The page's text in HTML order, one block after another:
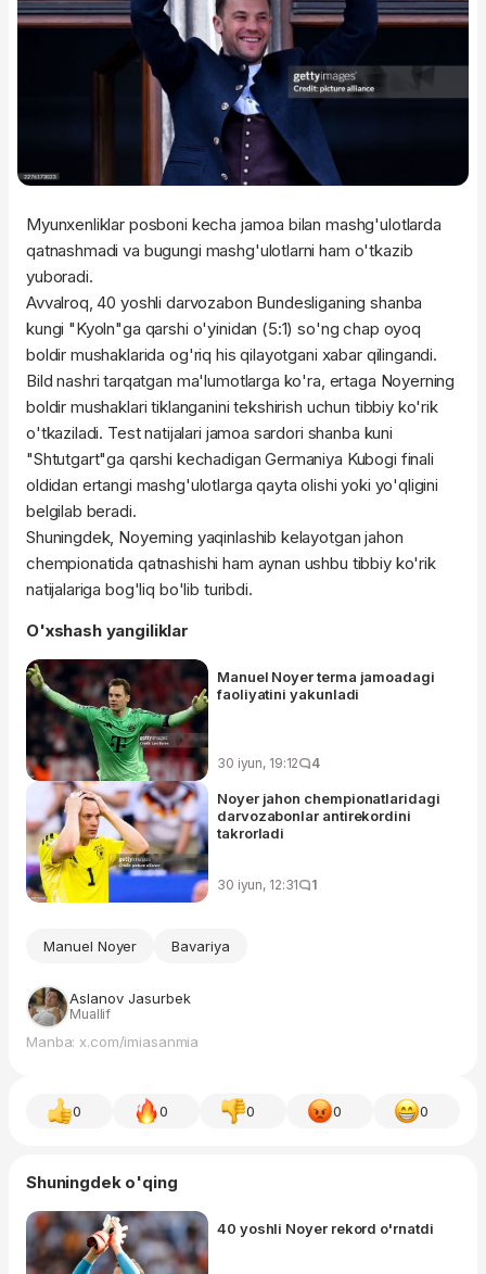
Myunxenliklar posboni kecha jamoa bilan mashg'ulotlarda
qatnashmadi va bugungi mashg'ulotlarni ham o'tkazib
yuboradi.
Avvalroq, 40 yoshli darvozabon Bundesliganing shanba
kungi "Kyoln"ga qarshi o'yinidan (5:1) so'ng chap oyoq
boldir mushaklarida og'riq his qilayotgani xabar qilingandi.
Bild nashri tarqatgan ma'lumotlarga ko'ra, ertaga Noyerning
boldir mushaklari tiklanganini tekshirish uchun tibbiy ko'rik
o'tkaziladi. Test natijalari jamoa sardori shanba kuni
"Shtutgart"ga qarshi kechadigan Germaniya Kubogi finali
oldidan ertangi mashg'ulotlarga qayta olishi yoki yo'qligini
belgilab beradi.
Shuningdek, Noyerning yaqinlashib kelayotgan jahon
chempionatida qatnashishi ham aynan ushbu tibbiy ko'rik
natijalariga bog'liq bo'lib turibdi.
O'xshash yangiliklar
Manuel Noyer terma jamoadagi
faoliyatini yakunladi
30 iyun, 19:12 4
Noyer jahon chempionatlaridagi
darvozabonlar antirekordini
takrorladi
30 iyun, 12:31 1
Manuel Noyer Bavariya
Aslanov Jasurbek
Muallif
Manba: x.com/imiasanmia
0 0 0 0 0
Shuningdek o'qing
40 yoshli Noyer rekord o'rnatdi